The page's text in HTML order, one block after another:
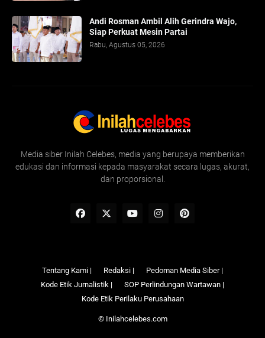
Andi Rosman Ambil Alih Gerindra Wajo,
Siap Perkuat Mesin Partai
Rabu, Agustus 05, 2026
Media siber Inilah Celebes, media yang berupaya memberikan
edukasi dan informasi kepada masyarakat secara lugas, akurat,
dan proporsional.
© Inilahcelebes.com
Tentang Kami | Redaksi |
Pedoman Media Siber |
Kode Etik Jurnalistik |
SOP Perlindungan Wartawan |
Kode Etik Perilaku Perusahaan